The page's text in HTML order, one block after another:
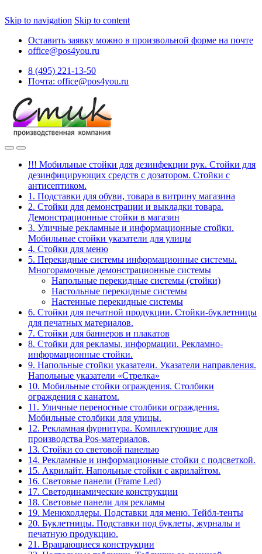
Skip to navigation Skip to content
Оставить заявку можно в произвольной форме на почте
office@pos4you.ru
8 (495) 221-13-50
Почта: office@pos4you.ru
!!! Мобильные стойки для дезинфекции рук. Стойки для
дезинфицирующих средств с дозатором. Стойки с
антисептиком.
1. Подставки для обуви, товара в витрину магазина
2. Стойки для демонстрации и выкладки товара.
Демонстрационные стойки в магазин
3. Уличные рекламные и информационные стойки.
Мобильные стойки указатели для улицы
4. Стойки для меню
5. Перекидные системы информационные системы.
Многорамочные демонстрационные системы
Напольные перекидные системы (стойки)
Настольные перекидные системы
Настенные перекидные системы
6. Стойки для печатной продукции. Стойки-буклетницы
для печатных материалов.
7. Стойки для баннеров и плакатов
8. Стойки для рекламы, информации. Рекламно-
информационные стойки.
9. Напольные стойки указатели. Указатели направления.
Напольные указатели «Стрелка»
10. Мобильные стойки ограждения. Столбики
ограждения с канатом.
11. Уличные переносные столбики ограждения.
Мобильные столбики для улицы.
12. Рекламная фурнитура. Комплектующие для
производства Pos-материалов.
13. Стойки со световой панелью
14. Рекламные и информационные стойки с подсветкой.
15. Акрилайт. Напольные стойки с акрилайтом.
16. Световые панели (Frame Led)
17. Светодинамические конструкции
18. Световые панели для рекламы
19. Менюхолдеры. Подставки для меню. Тейбл-тенты
20. Буклетницы. Подставки под буклеты, журналы и
печатную продукцию.
21. Вращающиеся конструкции